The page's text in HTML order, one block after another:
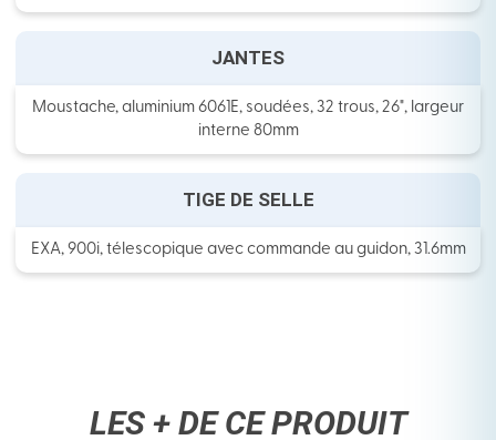
JANTES
Moustache, aluminium 6061E, soudées, 32 trous, 26", largeur
interne 80mm
TIGE DE SELLE
EXA, 900i, télescopique avec commande au guidon, 31.6mm
LES + DE CE PRODUIT